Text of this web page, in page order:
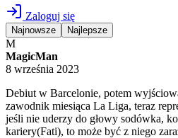
Zaloguj się
Najnowsze Najlepsze
M
MagicMan
8 września 2023
Debiut w Barcelonie, potem
zawodnik miesiąca La Liga, teraz
jeśli nie uderzy do głowy sodówka,
kariery(Fati), to może być z niego